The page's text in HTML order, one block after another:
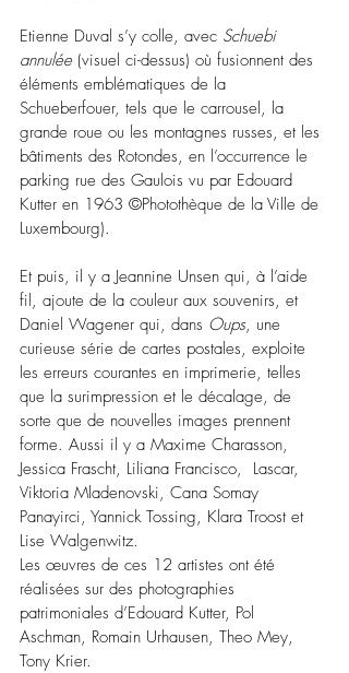
Etienne Duval s’y colle, avec Schuebi
annulée (visuel ci-dessus) où fusionnent des
éléments emblématiques de la
Schueberfouer, tels que le carrousel, la
grande roue ou les montagnes russes, et les
bâtiments des Rotondes, en l’occurrence le
parking rue des Gaulois vu par Edouard
Kutter en 1963 ©Photothèque de la Ville de
Luxembourg).
Et puis, il y a Jeannine Unsen qui, à l’aide
fil, ajoute de la couleur aux souvenirs, et
Daniel Wagener qui, dans Oups, une
curieuse série de cartes postales, exploite
les erreurs courantes en imprimerie, telles
que la surimpression et le décalage, de
sorte que de nouvelles images prennent
forme. Aussi il y a Maxime Charasson,
Jessica Frascht, Liliana Francisco,  Lascar,
Viktoria Mladenovski, Cana Somay
Panayirci, Yannick Tossing, Klara Troost et
Lise Walgenwitz.
Les œuvres de ces 12 artistes ont été
réalisées sur des photographies
patrimoniales d’Edouard Kutter, Pol
Aschman, Romain Urhausen, Theo Mey,
Tony Krier.